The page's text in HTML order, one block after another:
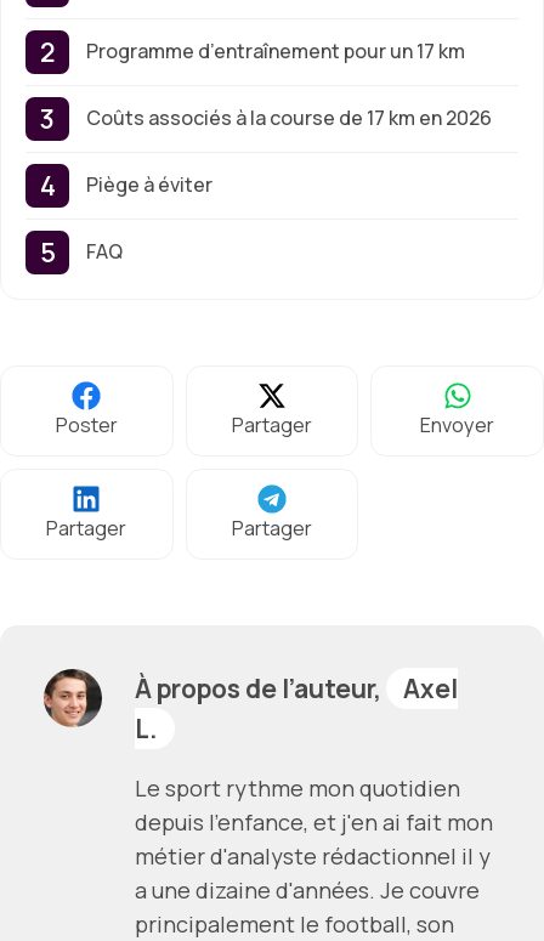
Programme d’entraînement pour un 17 km
Coûts associés à la course de 17 km en 2026
Piège à éviter
FAQ
Poster Partager Envoyer
Partager Partager
À propos de l’auteur,
Axel
L.
Le sport rythme mon quotidien
depuis l'enfance, et j'en ai fait mon
métier d'analyste rédactionnel il y
a une dizaine d'années. Je couvre
principalement le football, son